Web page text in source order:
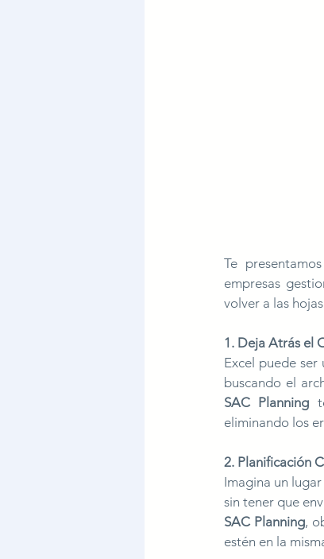
Te presentamos
empresas
volver a las
1. Deja Atrás el
Excel puede
SAC Planning
eliminando los
2. Planificación
Imagina un
SAC Planning,
estén en la